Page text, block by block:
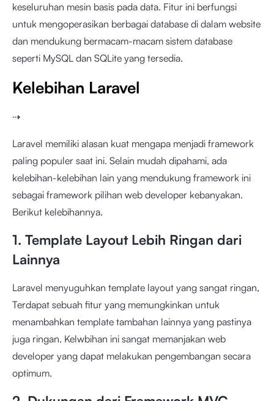
keseluruhan mesin basis pada data. Fitur ini berfungsi
untuk mengoperasikan berbagai database di dalam website
dan mendukung bermacam-macam sistem database
seperti MySQL dan SQLite yang tersedia.
Kelebihan Laravel
⇢
Laravel memiliki alasan kuat mengapa menjadi framework
paling populer saat ini. Selain mudah dipahami, ada
kelebihan-kelebihan lain yang mendukung framework ini
sebagai framework pilihan web developer kebanyakan.
Berikut kelebihannya.
1. Template Layout Lebih Ringan dari
Lainnya
Laravel menyuguhkan template layout yang sangat ringan,
Terdapat sebuah fitur yang memungkinkan untuk
menambahkan template tambahan lainnya yang pastinya
juga ringan. Kelwbihan ini sangat memanjakan web
developer yang dapat melakukan pengembangan secara
optimum.